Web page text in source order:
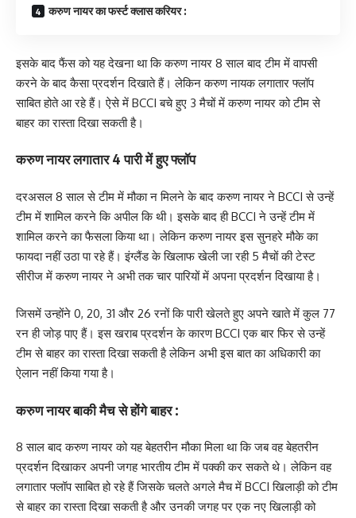
करुण नायर का फर्स्ट क्लास करियर :
इसके बाद फैंस को यह देखना था कि करुण नायर 8 साल बाद टीम में वापसी
करने के बाद कैसा प्रदर्शन दिखाते हैं। लेकिन करुण नायक लगातार फ्लॉप
साबित होते आ रहे हैं। ऐसे में BCCI बचे हुए 3 मैचों में करुण नायर को टीम से
बाहर का रास्ता दिखा सकती है।
करुण नायर लगातार 4 पारी में हुए फ्लॉप
दरअसल 8 साल से टीम में मौका न मिलने के बाद करुण नायर ने BCCI से उन्हें
टीम में शामिल करने कि अपील कि थी। इसके बाद ही BCCI ने उन्हें टीम में
शामिल करने का फैसला किया था। लेकिन करुण नायर इस सुनहरे मौके का
फायदा नहीं उठा पा रहे हैं। इंग्लैंड के खिलाफ खेली जा रही 5 मैचों की टेस्ट
सीरीज में करुण नायर ने अभी तक चार पारियों में अपना प्रदर्शन दिखाया है।
जिसमें उन्होंने 0, 20, 31 और 26 रनों कि पारी खेलते हुए अपने खाते में कुल 77
रन ही जोड़ पाए हैं। इस खराब प्रदर्शन के कारण BCCI एक बार फिर से उन्हें
टीम से बाहर का रास्ता दिखा सकती है लेकिन अभी इस बात का अधिकारी का
ऐलान नहीं किया गया है।
करुण नायर बाकी मैच से होंगे बाहर :
8 साल बाद करुण नायर को यह बेहतरीन मौका मिला था कि जब वह बेहतरीन
प्रदर्शन दिखाकर अपनी जगह भारतीय टीम में पक्की कर सकते थे। लेकिन वह
लगातार फ्लॉप साबित हो रहे हैं जिसके चलते अगले मैच में BCCI खिलाड़ी को टीम
से बाहर का रास्ता दिखा सकती है और उनकी जगह पर एक नए खिलाड़ी को